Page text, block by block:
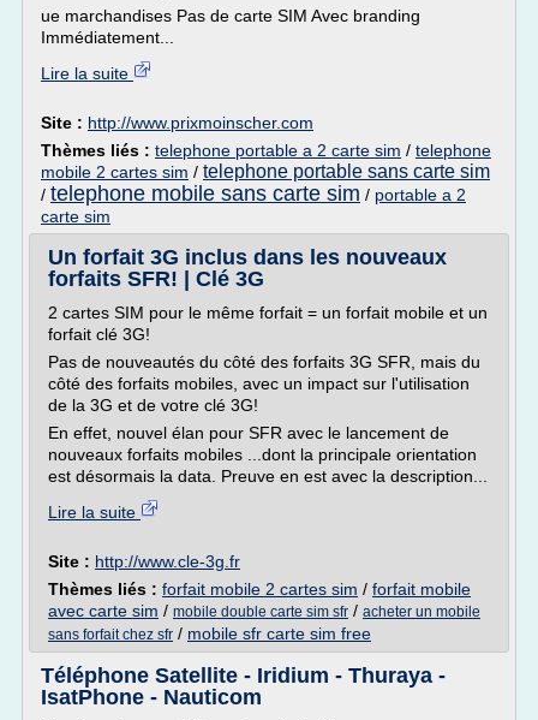
ue marchandises Pas de carte SIM Avec branding
Immédiatement...
Lire la suite
Site : http://www.prixmoinscher.com
Thèmes liés : telephone portable a 2 carte sim / telephone
mobile 2 cartes sim / telephone portable sans carte sim
/ telephone mobile sans carte sim / portable a 2
carte sim
Un forfait 3G inclus dans les nouveaux
forfaits SFR! | Clé 3G
2 cartes SIM pour le même forfait = un forfait mobile et un
forfait clé 3G!
Pas de nouveautés du côté des forfaits 3G SFR, mais du
côté des forfaits mobiles, avec un impact sur l'utilisation
de la 3G et de votre clé 3G!
En effet, nouvel élan pour SFR avec le lancement de
nouveaux forfaits mobiles ...dont la principale orientation
est désormais la data. Preuve en est avec la description...
Lire la suite
Site : http://www.cle-3g.fr
Thèmes liés : forfait mobile 2 cartes sim / forfait mobile
avec carte sim / mobile double carte sim sfr / acheter un mobile
sans forfait chez sfr / mobile sfr carte sim free
Téléphone Satellite - Iridium - Thuraya -
IsatPhone - Nauticom